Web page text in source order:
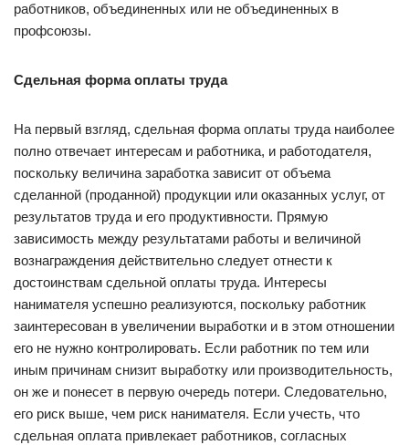
работников, объединенных или не объединенных в
профсоюзы.
Сдельная форма оплаты труда
На первый взгляд, сдельная форма оплаты труда наиболее
полно отвечает интересам и работника, и работодателя,
поскольку величина заработка зависит от объема
сделанной (проданной) продукции или оказанных услуг, от
результатов труда и его продуктивности. Прямую
зависимость между результатами работы и величиной
вознаграждения действительно следует отнести к
достоинствам сдельной оплаты труда. Интересы
нанимателя успешно реализуются, поскольку работник
заинтересован в увеличении выработки и в этом отношении
его не нужно контролировать. Если работник по тем или
иным причинам снизит выработку или производительность,
он же и понесет в первую очередь потери. Следовательно,
его риск выше, чем риск нанимателя. Если учесть, что
сдельная оплата привлекает работников, согласных